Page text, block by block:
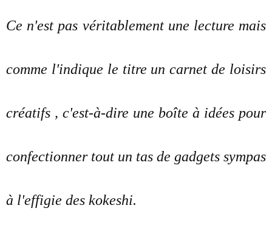
Ce n'est pas véritablement une lecture mais
comme l'indique le titre un carnet de loisirs
créatifs , c'est-à-dire une boîte à idées pour
confectionner tout un tas de gadgets sympas
à l'effigie des kokeshi.